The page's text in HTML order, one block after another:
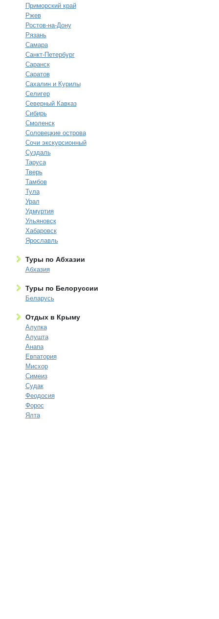
Приморский край
Ржев
Ростов-на-Дону
Рязань
Самара
Санкт-Петербург
Саранск
Саратов
Сахалин и Курилы
Селигер
Северный Кавказ
Сибирь
Смоленск
Соловецкие острова
Сочи экскурсионный
Суздаль
Таруса
Тверь
Тамбов
Тула
Урал
Удмуртия
Ульяновск
Хабаровск
Ярославль
Туры по Абхазии
Абхазия
Туры по Белоруссии
Беларусь
Отдых в Крыму
Алупка
Алушта
Анапа
Евпатория
Мисхор
Симеиз
Судак
Феодосия
Форос
Ялта